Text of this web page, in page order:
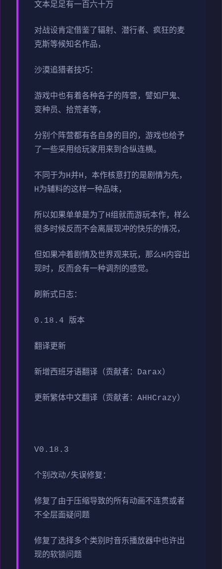
文本足足有一百六十万
对战设肯定借鉴了辐射、潜行者、疯狂的麦
克斯等候知名作品，
沙漠追猎者技巧：
游戏中也有着各种各子的阵营，譬如尸鬼、
变种员、拾荒者等，
分别个阵营都有各自身的目的，游戏也给予
了一些采用给玩家用来到合纵连横。
不同于为H并H，本作核意打的是剧情为先，
H为辅料的这样一种品味，
所以如果单单是为了H组就而游玩本作，样么
很多时候反而不会离展现冲的快乐的情况，
但如果冲着剧情及世界观来玩，那么H内容出
现时，反而会有一种调剂的感觉。
刷新式日志：
0.18.4 版本
翻译更新
新增西班牙语翻译（贡献者：Darax）
更新繁体中文翻译（贡献者：AHHCrazy）
V0.18.3
个别改动/失误修复：
修复了由于压缩导致的所有动画不连贯或者
不全层面疑问题
修复了选择多个类别时音乐播放器中也许出
现的软锁问题